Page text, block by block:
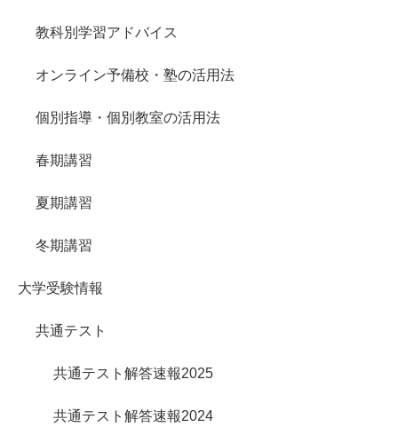
教科別学習アドバイス
オンライン予備校・塾の活用法
個別指導・個別教室の活用法
春期講習
夏期講習
冬期講習
大学受験情報
共通テスト
共通テスト解答速報2025
共通テスト解答速報2024